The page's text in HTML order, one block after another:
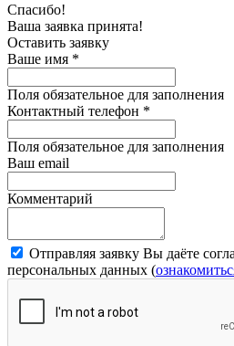
Спасибо!
Ваша заявка принята!
Оставить заявку
Ваше имя *
Поля обязательное для заполнения
Контактный телефон *
Поля обязательное для заполнения
Ваш email
Комментарий
Отправляя заявку Вы даёте
персональных данных (